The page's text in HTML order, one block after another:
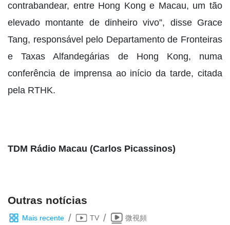
contrabandear, entre Hong Kong e Macau, um tão
elevado montante de dinheiro vivo”, disse Grace
Tang, responsável pelo Departamento de Fronteiras
e Taxas Alfandegárias de Hong Kong, numa
conferência de imprensa ao início da tarde, citada
pela RTHK.
TDM Rádio Macau (Carlos Picassinos)
Outras notícias
Mais recente / TV / 微視頻